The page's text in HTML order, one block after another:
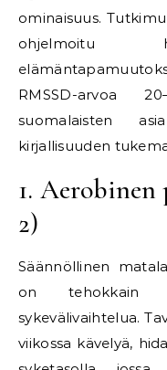
ominaisuus.
ohjelmoitu
RMSSD-arvoa
suomalaisten
kirjallisuuden
1. Aerobinen
2)
Säännöllinen
on tehokkain
sykevälivaihtelua.
viikossa kävelyä,